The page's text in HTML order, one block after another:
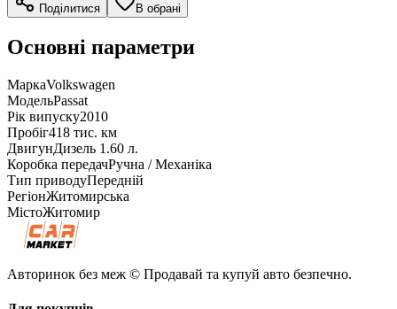
Поділитися В обрані
Основні параметри
МаркаVolkswagen
МодельPassat
Рік випуску2010
Пробіг418 тис. км
ДвигунДизель 1.60 л.
Коробка передачРучна / Механіка
Тип приводуПередній
РегіонЖитомирська
МістоЖитомир
Авторинок без меж © Продавай та купуй авто безпечно.